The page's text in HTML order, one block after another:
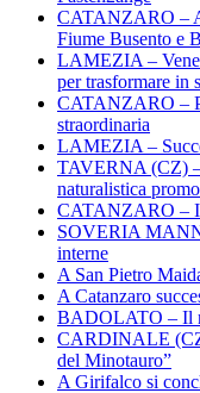
CATANZARO –
Fiume Busento e
LAMEZIA –
per trasformare in
CATANZARO –
straordinaria
LAMEZIA –
TAVERNA (CZ) –
naturalistica
CATANZARO –
SOVERIA
interne
A San Pietro
A Catanzaro
BADOLATO – Il
CARDINALE
del Minotauro”
A Girifalco si